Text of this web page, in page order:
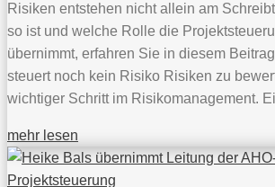
Risiken entstehen nicht allein am
so ist und welche Rolle die
übernimmt, erfahren Sie in diesem
steuert noch kein Risiko Risiken zu
wichtiger Schritt im Risikomanagement.
mehr lesen